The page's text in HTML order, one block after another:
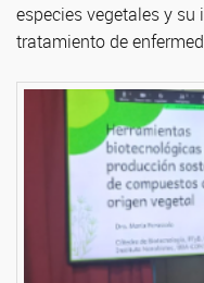
especies vegetales y
tratamiento de